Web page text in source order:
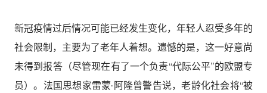
新冠疫情过后情况可能已经发生变化，年轻人忍受多年的
社会限制，主要为了老年人着想。遗憾的是，这一好意尚
未得到报答（尽管现在有了一个负责“代际公平”的欧盟专
员）。法国思想家雷蒙·阿隆曾警告说，老龄化社会将“被